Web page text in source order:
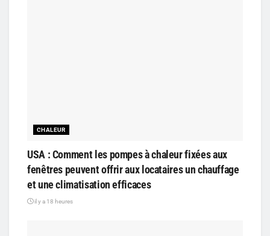
CHALEUR
USA : Comment les pompes à chaleur fixées aux
fenêtres peuvent offrir aux locataires un chauffage
et une climatisation efficaces
il y a 18 heures